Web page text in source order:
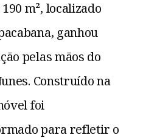
m², localizado
ganhou
pelas mãos do
Construído na
foi
para refletir o